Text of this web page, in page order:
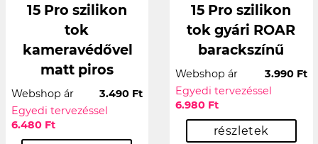
15 Pro szilikon
tok
kameravédővel
matt piros
Webshop ár
3.490 Ft
Egyedi tervezéssel
6.480 Ft
15 Pro szilikon
tok gyári ROAR
barackszínű
Webshop ár
3.990 Ft
Egyedi tervezéssel
6.980 Ft
részletek